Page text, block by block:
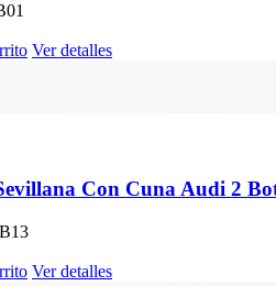
Ver detalles
Con Cuna Audi 2
Ver detalles